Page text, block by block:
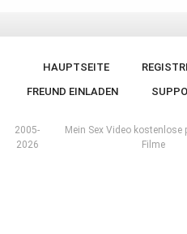
HAUPTSEITE
FREUND EINLADEN
2005-
2026
Mein Sex Video kostenlose
Filme